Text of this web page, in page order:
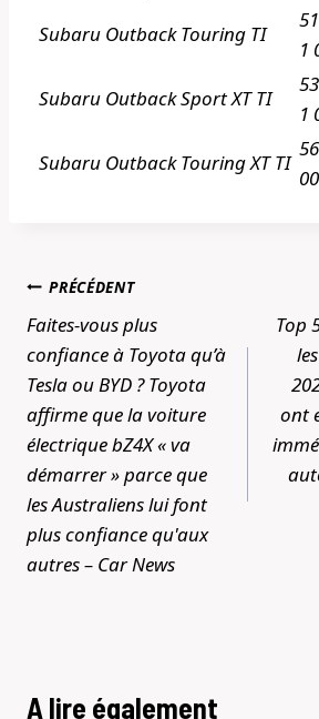
Subaru Outback Touring TI
1
Subaru Outback Sport XT TI
1
Subaru Outback Touring XT TI
Navigation
de
l’article
PRÉCÉDENT
Faites-vous plus
confiance à Toyota qu’à
Tesla ou BYD ? Toyota
affirme que la voiture
électrique bZ4X « va
démarrer » parce que
les Australiens lui font
plus confiance qu'aux
autres – Car News
Top
ont
A lire également